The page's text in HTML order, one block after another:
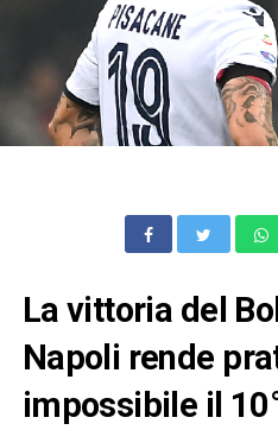
La vittoria del
Napoli rende
impossibile il